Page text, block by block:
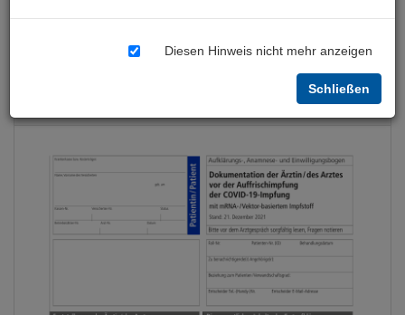
Diesen Hinweis nicht mehr anzeigen
Schließen
Aufklärungsbogen